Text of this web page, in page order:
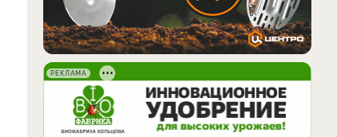
РЕКЛАМА